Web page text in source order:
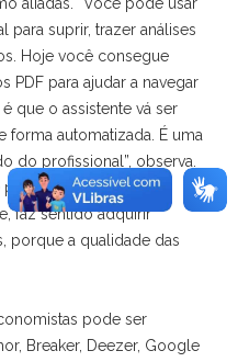
para suprir, trazer análises
Hoje você consegue
PDF para ajudar a navegar
que o assistente vá ser
automatizada. É uma
do profissional”, observa.
prestam trabalhos de
faz sentido adquirir
porque a qualidade das
pode ser
Breaker, Deezer, Google